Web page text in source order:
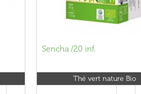
Sencha /20 inf.
Thé vert nature Bio